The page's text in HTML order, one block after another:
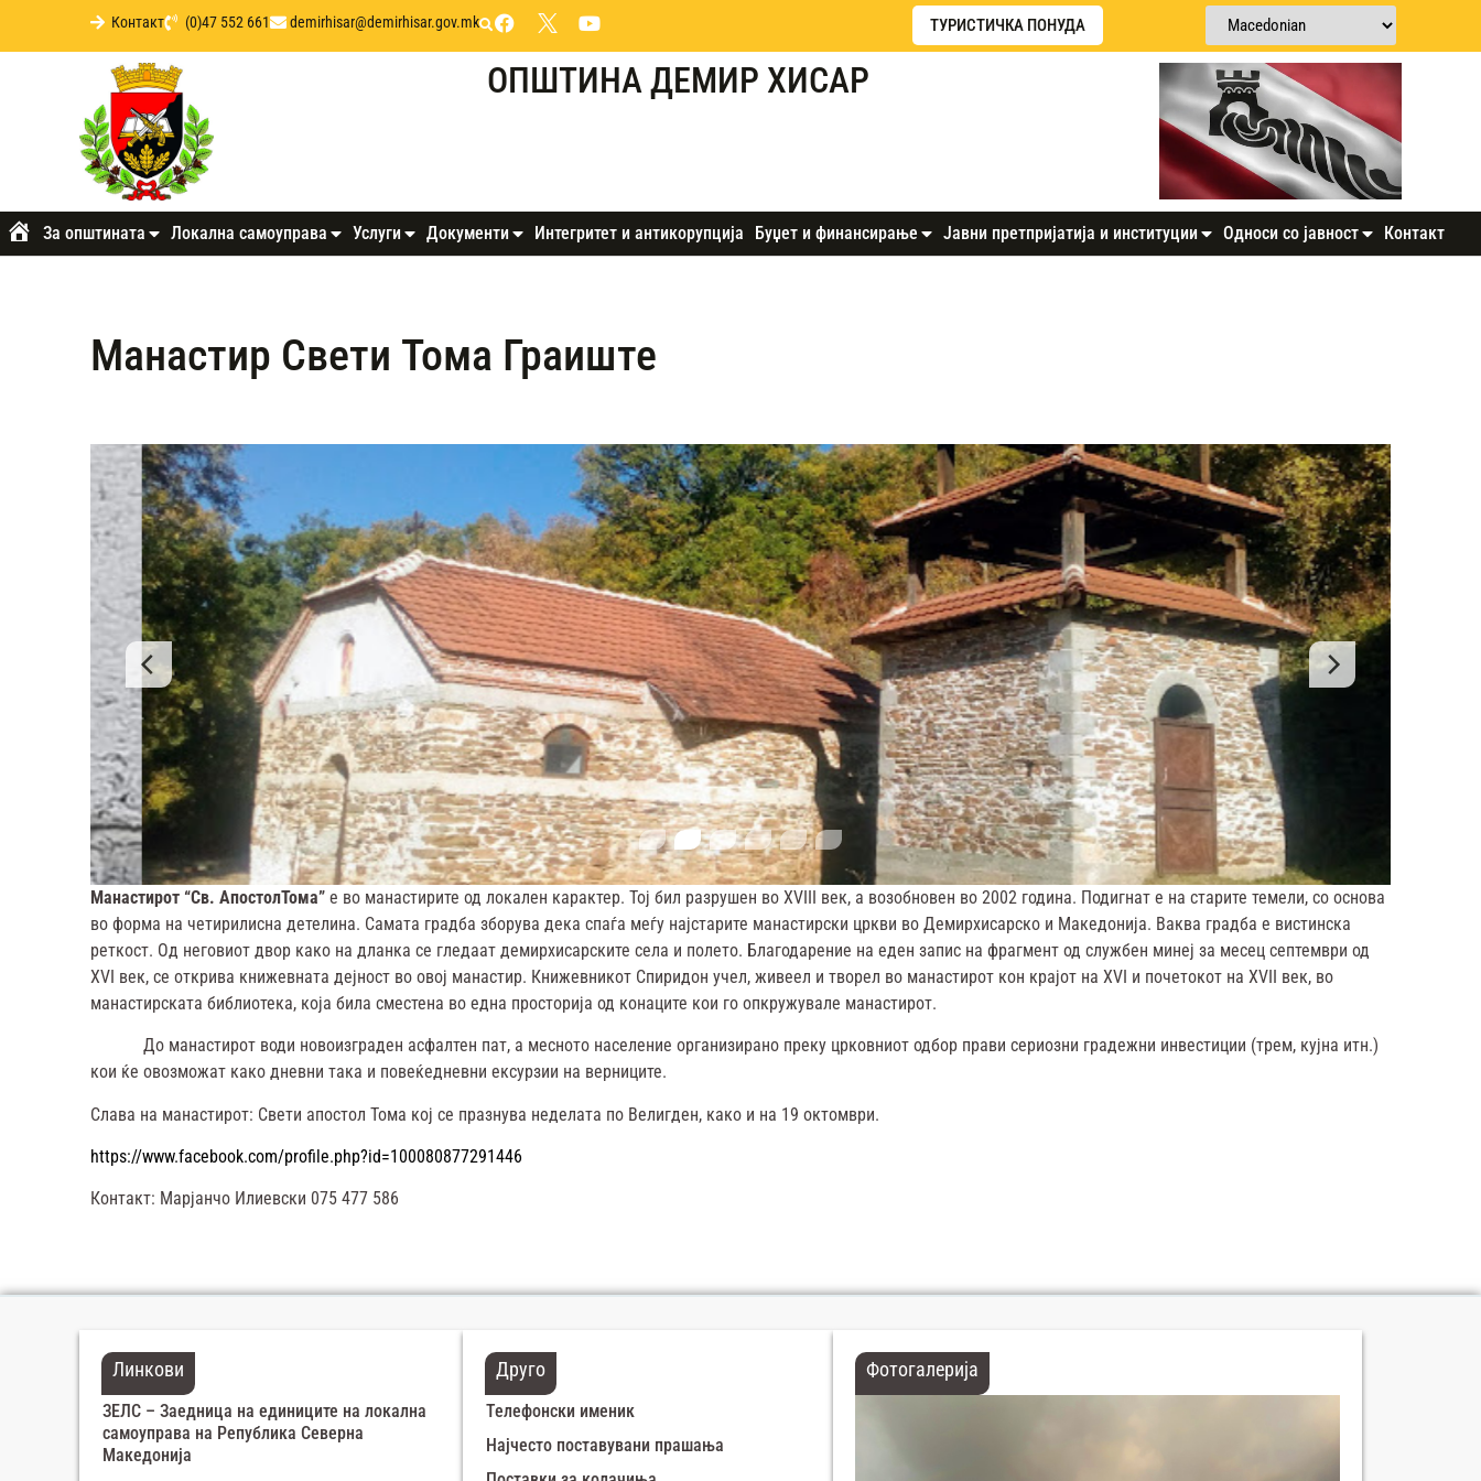
Контакт (0)47 552 661 demirhisar@demirhisar.gov.mk ТУРИСТИЧКА ПОНУДА
ОПШТИНА ДЕМИР ХИСАР
ПочетнаЗа општината Локална самоуправа Услуги Документи Интегритет и антикорупција Буџет и финансирање Јавни претпријатија и институции Односи со јавност Контакт
Манастир Свети Тома Граиште
Манастирот “Св. АпостолТома” е во манастирите од локален карактер. Тој бил разрушен во XVIII век, а возобновен во 2002 година. Подигнат е на старите темели, со основа
во форма на четирилисна детелина. Самата градба зборува дека спаѓа меѓу најстарите манастирски цркви во Демирхисарско и Македонија. Ваква градба е вистинска
реткост. Од неговиот двор како на дланка се гледаат демирхисарските села и полето. Благодарение на еден запис на фрагмент од службен минеј за месец септември од
XVI век, се открива книжевната дејност во овој манастир. Книжевникот Спиридон учел, живеел и творел во манастирот кон крајот на XVI и почетокот на XVII век, во
манастирската библиотека, која била сместена во една просторија од конаците кои го опкружувале манастирот.
До манастирот води новоизграден асфалтен пат, а месното население организирано преку црковниот одбор прави сериозни градежни инвестиции (трем, кујна итн.)
кои ќе овозможат како дневни така и повеќедневни ексурзии на верниците.
Слава на манастирот: Свети апостол Тома кој се празнува неделата по Велигден, како и на 19 октомври.
https://www.facebook.com/profile.php?id=100080877291446
Контакт: Марјанчо Илиевски 075 477 586
Линкови
ЗЕЛС – Заедница на единиците на локална
самоуправа на Република Северна
Македонија
Друго
Телефонски именик
Најчесто поставувани прашања
Фотогалерија